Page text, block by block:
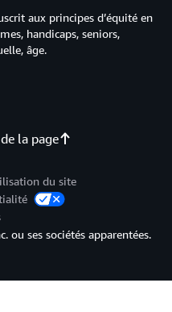
la page
aux principes d’équité en
handicaps, seniors,
âge.
du site
ou ses sociétés apparentées.